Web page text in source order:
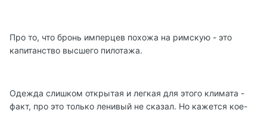
Про то, что бронь имперцев похожа на римскую - это
капитанство высшего пилотажа.
Одежда слишком открытая и легкая для этого климата -
факт, про это только ленивый не сказал. Но кажется кое-